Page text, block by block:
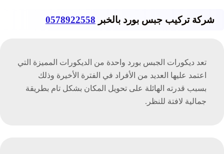
شركة تركيب جبس بورد بالخبر 0578922558
تعد ديكورات الجبس بورد واحدة من الديكورات المميزة التي
اعتمد عليها العديد من الأفراد في الفترة الأخيرة وذلك
بسبب قدرته الهائلة على تحويل المكان بشكل تام بطريقة
جمالية لافتة للنظر.